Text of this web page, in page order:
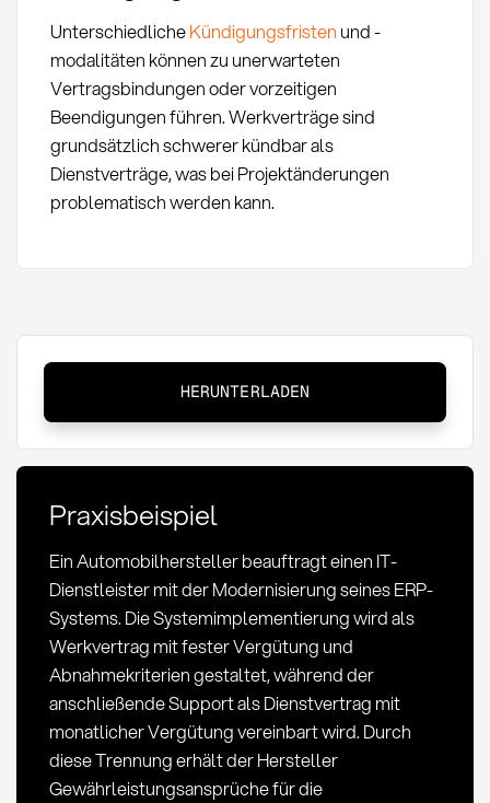
UnterschiedlicheKündigungsfristen und -
modalitäten können zu unerwarteten
Vertragsbindungen oder vorzeitigen
Beendigungen führen. Werkverträge sind
grundsätzlich schwerer kündbar als
Dienstverträge, was bei Projektänderungen
problematisch werden kann.
Werkvertrag
Dienstvertrag:
Unterschiede
Beschaffungsrelevanz
HERUNTERLADEN
Praxisbeispiel
Ein Automobilhersteller beauftragt einen IT-
Dienstleister mit der Modernisierung seines ERP-
Systems. Die Systemimplementierung wird als
Werkvertrag mit fester Vergütung und
Abnahmekriterien gestaltet, während der
anschließende Support als Dienstvertrag mit
monatlicher Vergütung vereinbart wird. Durch
diese Trennung erhält der Hersteller
Gewährleistungsansprüche für die